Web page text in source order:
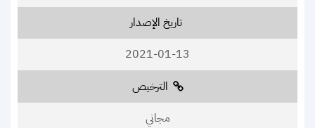
تاريخ الإصدار
2021-01-13
الترخيص
مجاني